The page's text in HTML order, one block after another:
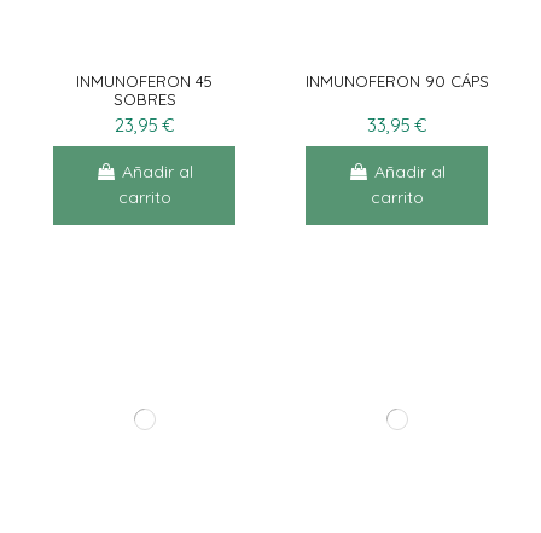
INMUNOFERON 45
SOBRES
23,95 €
Añadir al
carrito
INMUNOFERON 90 CÁPS
33,95 €
Añadir al
carrito